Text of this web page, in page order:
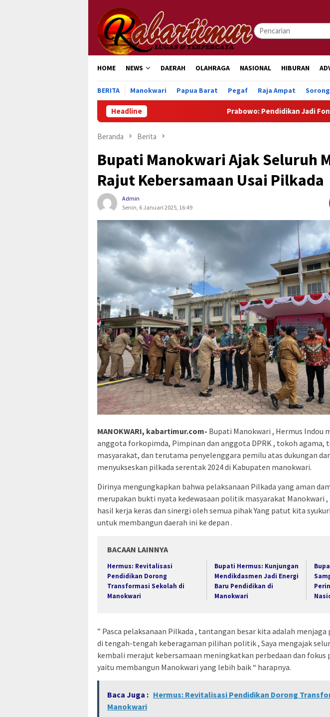
konten
HOME NEWS DAERAH OLAHRAGA NASIONAL HIBURAN
BERITA Manokwari Papua Barat Pegaf Raja Ampat Sorong
Headline Prabowo: Pendidikan Jadi Fondasi Inovasi
Beranda Berita
Bupati Manokwari Ajak Seluruh
Rajut Kebersamaan Usai Pilkada
Admin
Senin, 6 Januari 2025, 16:49
MANOKWARI, kabartimur.com- Bupati Manokwari , Hermus Indou
anggota forkopimda, Pimpinan dan anggota DPRK , tokoh agama,
masyarakat, dan terutama penyelenggara pemilu atas dukungan
menyukseskan pilkada serentak 2024 di Kabupaten manokwari.
Dirinya mengungkapkan bahwa pelaksanaan Pilkada yang aman
merupakan bukti nyata kedewasaan politik masyarakat Manokwari
hasil kerja keras dan sinergi oleh semua pihak Yang patut kita
untuk membangun daerah ini ke depan .
BACAAN LAINNYA
Hermus: Revitalisasi
Pendidikan Dorong
Transformasi Sekolah di
Manokwari
Bupati Hermus: Kunjungan
Mendikdasmen Jadi Energi
Baru Pendidikan di
Manokwari
” Pasca pelaksanaan Pilkada , tantangan besar kita adalah menjaga
di tengah-tengah keberagaman pilihan politik , Saya mengajak
kembali merajut kebersamaan meningkatkan perbedaan dan fokus
yaitu membangun Manokwari yang lebih baik “ harapnya.
Baca Juga : Hermus: Revitalisasi Pendidikan Dorong
Manokwari